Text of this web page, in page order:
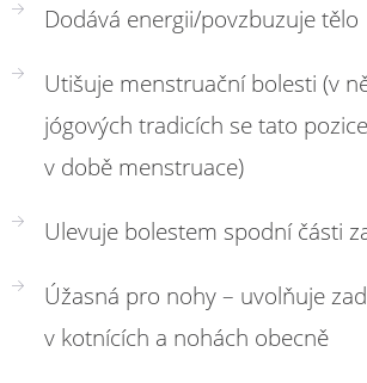
Dodává energii/povzbuzuje tělo
Utišuje menstruační bolesti (v
jógových tradicích se tato
v době menstruace)
Ulevuje bolestem spodní části
Úžasná pro nohy – uvolňuje
v kotnících a nohách obecně